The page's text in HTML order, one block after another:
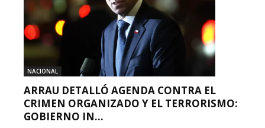
NACIONAL
ARRAU DETALLÓ AGENDA CONTRA EL
CRIMEN ORGANIZADO Y EL TERRORISMO:
GOBIERNO IN...